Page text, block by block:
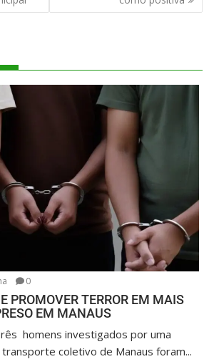
0
PROMOVER TERROR EM MAIS
EM MANAUS
homens investigados por uma
coletivo de Manaus foram...